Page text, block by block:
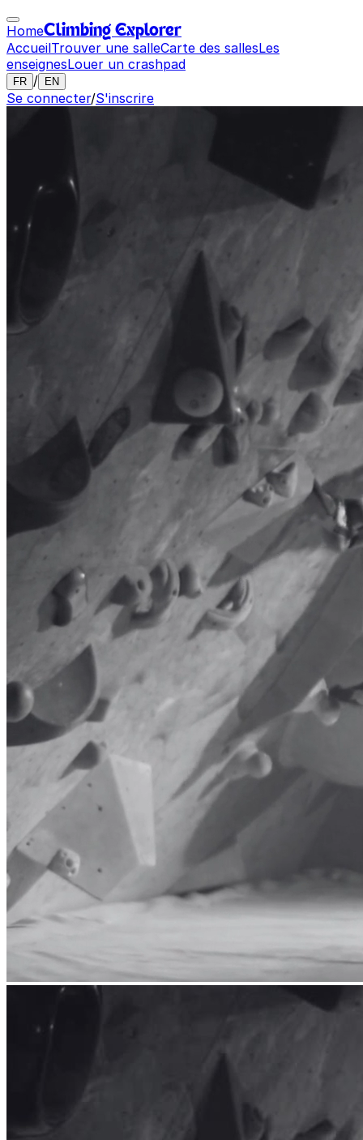
HomeClimbing Explorer
AccueilTrouver une salleCarte des sallesLes
enseignesLouer un crashpad
FR / EN
Se connecter/S'inscrire